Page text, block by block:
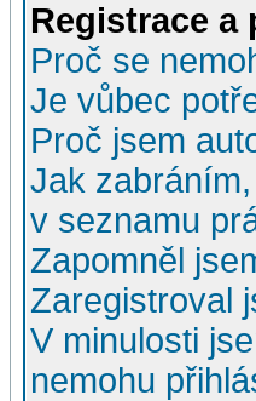
Registrace a
Proč se
Je vůbec
Proč jsem
Jak
v seznamu
Zapomněl
Zaregistroval
V minulosti
nemohu